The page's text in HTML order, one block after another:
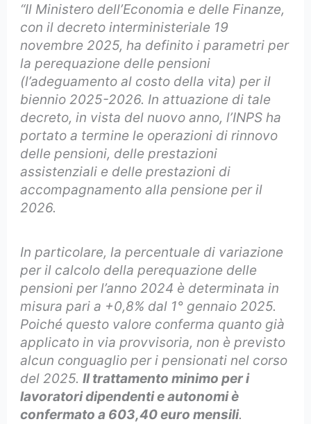
“Il Ministero dell’Economia e delle Finanze,
con il decreto interministeriale 19
novembre 2025, ha definito i parametri per
la perequazione delle pensioni
(l’adeguamento al costo della vita) per il
biennio 2025-2026. In attuazione di tale
decreto, in vista del nuovo anno, l’INPS ha
portato a termine le operazioni di rinnovo
delle pensioni, delle prestazioni
assistenziali e delle prestazioni di
accompagnamento alla pensione per il
2026.
In particolare, la percentuale di variazione
per il calcolo della perequazione delle
pensioni per l’anno 2024 è determinata in
misura pari a +0,8% dal 1° gennaio 2025.
Poiché questo valore conferma quanto già
applicato in via provvisoria, non è previsto
alcun conguaglio per i pensionati nel corso
del 2025.Il trattamento minimo per i
lavoratori dipendenti e autonomi è
confermato a 603,40 euro mensili.